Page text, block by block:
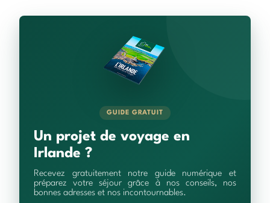
GUIDE GRATUIT
Un projet de voyage en
Irlande ?
Recevez gratuitement notre guide numérique et
préparez votre séjour grâce à nos conseils, nos
bonnes adresses et nos incontournables.